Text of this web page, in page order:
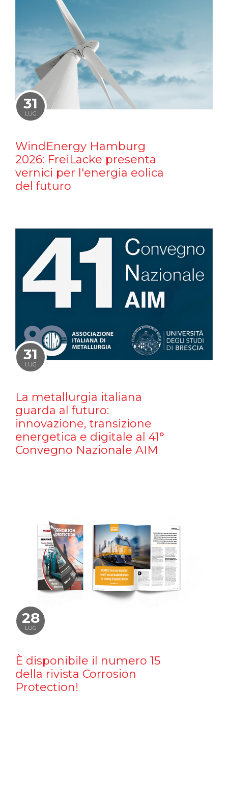
31
LUG
WindEnergy Hamburg
2026: FreiLacke presenta
vernici per l'energia eolica
del futuro
31
LUG
La metallurgia italiana
guarda al futuro:
innovazione, transizione
energetica e digitale al 41°
Convegno Nazionale AIM
28
LUG
È disponibile il numero 15
della rivista Corrosion
Protection!